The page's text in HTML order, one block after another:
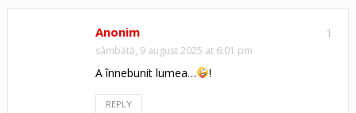
1
Anonim
sâmbătă, 9 august 2025 at 6:01 pm
A înnebunit lumea… !
REPLY